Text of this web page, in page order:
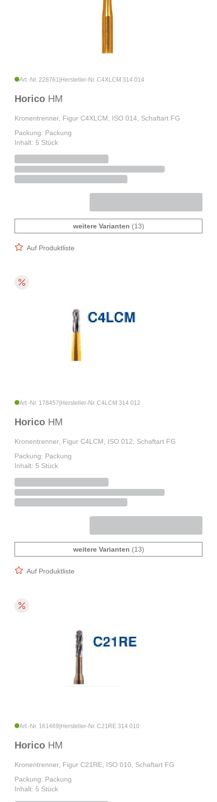
Art.-Nr. 228761 Hersteller-Nr. C4XLCM 314 014
Horico HM
Kronentrenner, Figur C4XLCM, ISO 014, Schaftart FG
Packung: Packung
Inhalt: 5 Stück
weitere Varianten (13)
Auf Produktliste
Art.-Nr. 178457 Hersteller-Nr. C4LCM 314 012
Horico HM
Kronentrenner, Figur C4LCM, ISO 012, Schaftart FG
Packung: Packung
Inhalt: 5 Stück
weitere Varianten (13)
Auf Produktliste
Art.-Nr. 161469 Hersteller-Nr. C21RE 314 010
Horico HM
Kronentrenner, Figur C21RE, ISO 010, Schaftart FG
Packung: Packung
Inhalt: 5 Stück